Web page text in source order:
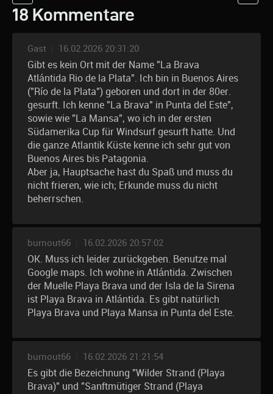
18 Kommentare
Gast 16.02.2026 20:31:20
Gibt es kein Ort mit der Name "La Brava
Atlántida Rio de la Plata". Ich bin in Buenos Aires
("Río de la Plata") geboren und dort in der 80er.
gesurft. Ich kenne "La Brava" in Punta del Este",
sowie wie "La Mansa", wo ich in der ersten
Südamerika Cup für Windsurf gesurft hatte. Und
die ganze Atlantik Küste kenne ich sehr gut von
Buenos Aires bis Patagonia.
Aber ja, Hauptsache hast du Spaß und muss du
nicht frieren, wie ich; Erkunde muss du nicht
beherrschen.
burnout66 16.02.2026 20:57:02
OK. Muss ich leider zurückgeben. Benutze mal
Google maps. Ich wohne in Atlántida. Zwischen
der Muelle Playa Brava und der Isla de la Sirena
ist Playa Brava in Atlántida. Es gibt natürlich
Playa Brava und Playa Mansa in Punta del Este.
burnout66 16.02.2026 21:21:54
Es gibt die Bezeichnung "Wilder Strand (Playa
Brava)" und "Sanftmütiger Strand (Playa